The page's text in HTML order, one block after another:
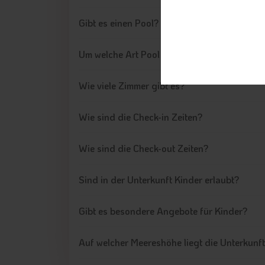
Gibt es einen Pool?
Um welche Art Pool handelt es sich?
Wie viele Zimmer gibt es?
Wie sind die Check-in Zeiten?
Wie sind die Check-out Zeiten?
Sind in der Unterkunft Kinder erlaubt?
Gibt es besondere Angebote für Kinder?
Auf welcher Meereshöhe liegt die